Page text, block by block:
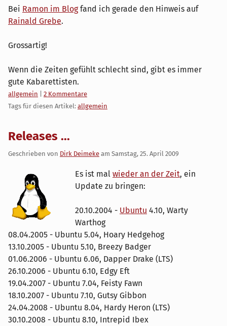
Bei Ramon im Blogfand ich gerade den Hinweis auf
Rainald Grebe.
Grossartig!
Wenn die Zeiten gefühlt schlecht sind, gibt es immer
gute Kabarettisten.
Kategorien:
allgemein
2 Kommentare
Tags für diesen Artikel: allgemein
Releases ...
Geschrieben von Dirk Deimeke am Samstag, 25. April 2009
Es ist mal wieder an der Zeit, ein
Update zu bringen:
20.10.2004 - Ubuntu 4.10, Warty
Warthog
08.04.2005 - Ubuntu 5.04, Hoary Hedgehog
13.10.2005 - Ubuntu 5.10, Breezy Badger
01.06.2006 - Ubuntu 6.06, Dapper Drake (LTS)
26.10.2006 - Ubuntu 6.10, Edgy Eft
19.04.2007 - Ubuntu 7.04, Feisty Fawn
18.10.2007 - Ubuntu 7.10, Gutsy Gibbon
24.04.2008 - Ubuntu 8.04, Hardy Heron (LTS)
30.10.2008 - Ubuntu 8.10, Intrepid Ibex